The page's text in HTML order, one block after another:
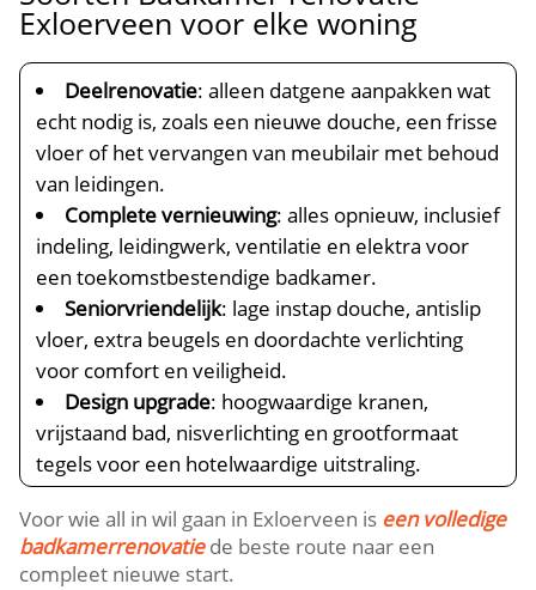
Exloerveen voor elke woning
Deelrenovatie: alleen datgene aanpakken wat
echt nodig is, zoals een nieuwe douche, een frisse
vloer of het vervangen van meubilair met behoud
van leidingen.
Complete vernieuwing: alles opnieuw, inclusief
indeling, leidingwerk, ventilatie en elektra voor
een toekomstbestendige badkamer.
Seniorvriendelijk: lage instap douche, antislip
vloer, extra beugels en doordachte verlichting
voor comfort en veiligheid.
Design upgrade: hoogwaardige kranen,
vrijstaand bad, nisverlichting en grootformaat
tegels voor een hotelwaardige uitstraling.
Voor wie all in wil gaan in Exloerveen is een volledige
badkamerrenovatiede beste route naar een
compleet nieuwe start.